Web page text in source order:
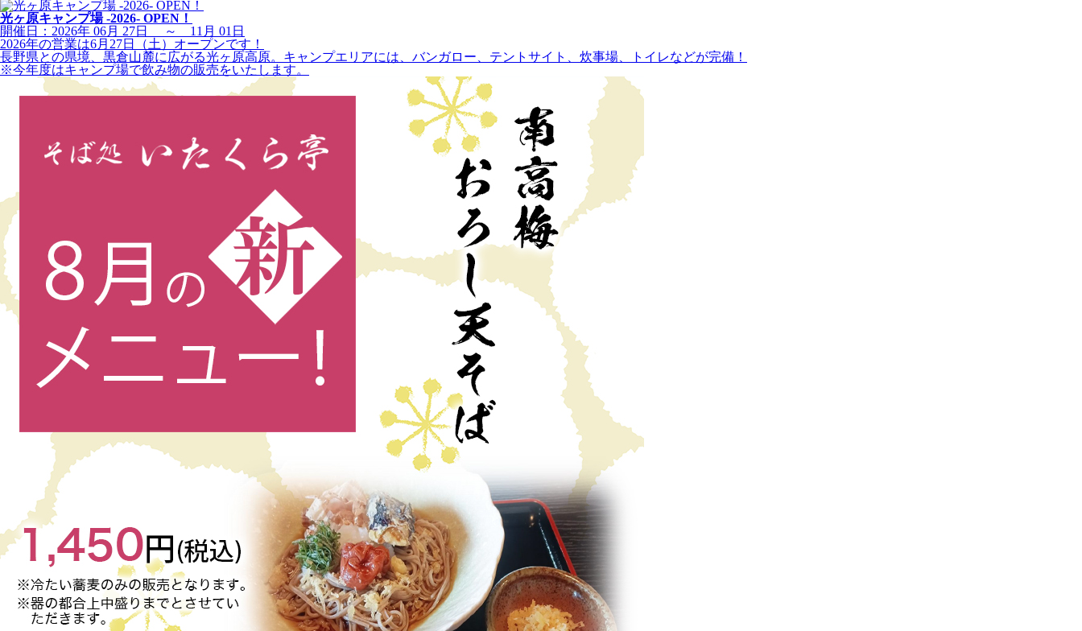
光ヶ原キャンプ場 -2026- OPEN！
開催日：2026年 06月 27日 ～ 11月 01日
2026年の営業は6月27日（土）オープンです！
長野県との県境、黒倉山麓に広がる光ヶ原高原。キャンプエリアには、バンガロー、テントサイト、炊事場、トイレなどが完備！
※今年度はキャンプ場で飲み物の販売をいたします。